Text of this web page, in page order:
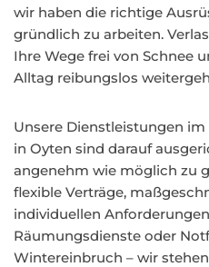
wir haben die richtige
gründlich zu arbeiten.
Ihre Wege frei von Schnee
Alltag reibungslos
Unsere Dienstleistungen
in Oyten sind darauf
angenehm wie möglich zu
flexible Verträge,
individuellen
Räumungsdienste oder
Wintereinbruch – wir